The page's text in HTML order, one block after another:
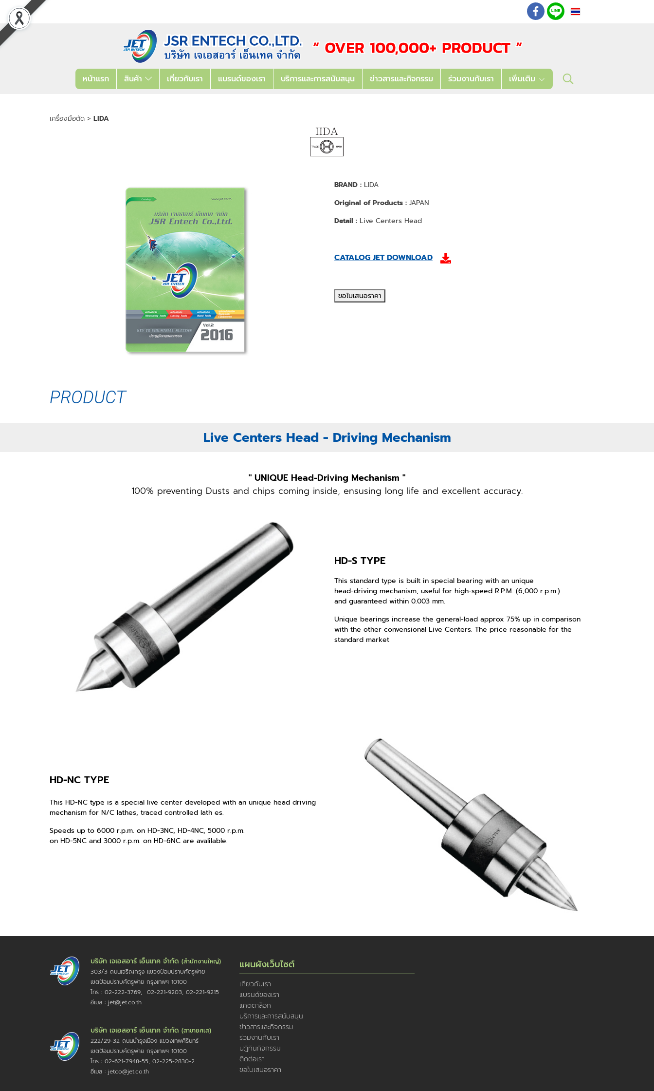
TH
หน้าแรก สินค้า เกี่ยวกับเรา แบรนด์ของเรา บริการและการสนับสนุน ข่าวสารและกิจกรรม ร่วมงานกับเรา เพิ่มเติม
เครื่องมือตัด > LIDA
BRAND : LIDA
Original of Products : JAPAN
Detail : Live Centers Head
CATALOG JET DOWNLOAD
ขอใบเสนอราคา
PRODUCT
Live Centers Head - Driving Mechanism
" UNIQUE Head-Driving Mechanism "
100% preventing Dusts and chips coming inside, ensusing long life and excellent accuracy.
HD-S TYPE
This standard type is built in special bearing with an unique
head-driving mechanism, useful for high-speed R.P.M. (6,000 r.p.m.)
and guaranteed within 0.003 mm.
Unique bearings increase the general-load approx 75% up in comparison
with the other convensional Live Centers. The price reasonable for the
standard market
HD-NC TYPE
This HD-NC type is a special live center developed with an unique head driving
mechanism for N/C lathes, traced controlled lath es.
Speeds up to 6000 r.p.m. on HD-3NC, HD-4NC, 5000 r.p.m.
on HD-5NC and 3000 r.p.m. on HD-6NC are avalilable.
บริษัท เจเอสอาร์ เอ็นเทค จำกัด (สำนักงานใหญ่)
303/3 ถนนเจริญกรุง แขวงป้อมปราบศัตรูพ่าย
เขตป้อมปราบศัตรูพ่าย กรุงเทพฯ 10100
โทร : 02-222-3769, 02-221-9203, 02-221-9215
อีเมล : jet@jet.co.th
บริษัท เจเอสอาร์ เอ็นเทค จำกัด (สาขายศเส)
222/29-32 ถนนบำรุงเมือง แขวงเทพศิรินทร์
เขตป้อมปราบศัตรูพ่าย กรุงเทพฯ 10100
โทร : 02-621-7948-55, 02-225-2830-2
อีเมล : jetco@jet.co.th
แผนผังเว็บไซต์
เกี่ยวกับเรา
แบรนด์ของเรา
แคตตาล็อก
บริการและการสนับสนุน
ข่าวสารและกิจกรรม
ร่วมงานกับเรา
ปฏิทินกิจกรรม
ติดต่อเรา
ขอใบเสนอราคา